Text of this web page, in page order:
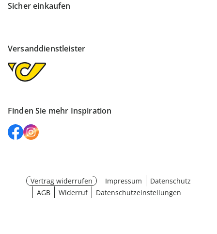
Sicher einkaufen
Versanddienstleister
Finden Sie mehr Inspiration
Vertrag widerrufen Impressum
Datenschutz
AGB
Widerruf Datenschutzeinstellungen